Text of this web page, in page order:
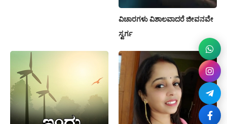
ವಿಚಾರಗಳು ವಿಶಾಲವಾದರೆ ಜೀವನವೇ
ಸ್ವರ್ಗ